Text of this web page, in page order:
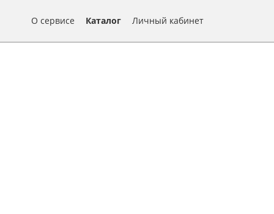
О сервисе Каталог Личный кабинет